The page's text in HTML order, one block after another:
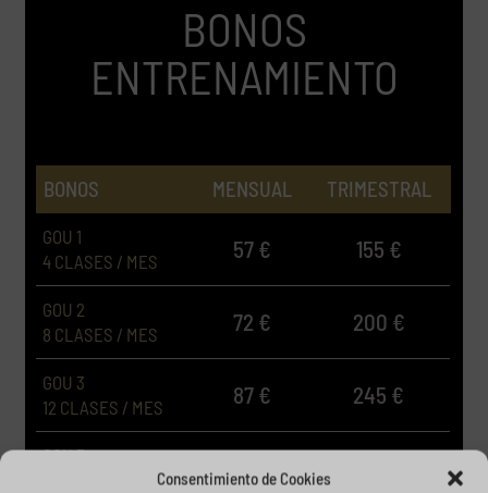
Consentimiento de Cookies
BONOS
ENTRENAMIENTO
BONOS MENSUAL TRIMESTRAL
GOU 1
4 CLASES / MES
57 € 155 €
GOU 2
8 CLASES / MES
72 € 200 €
GOU 3
12 CLASES / MES
87 € 245 €
GOU 3
16 CLASES / MES
102 €